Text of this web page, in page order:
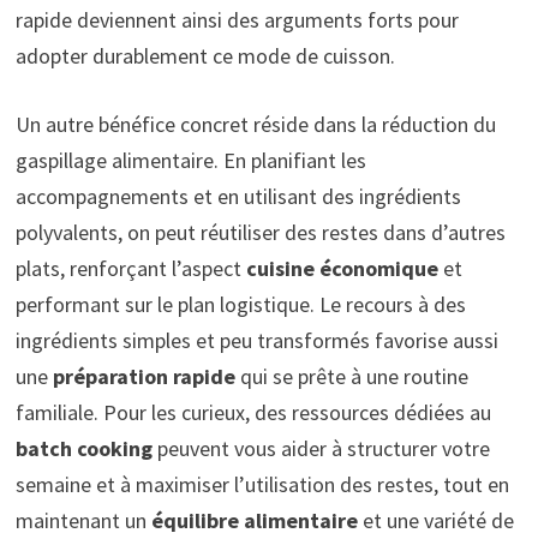
rapide deviennent ainsi des arguments forts pour
adopter durablement ce mode de cuisson.
Un autre bénéfice concret réside dans la réduction du
gaspillage alimentaire. En planifiant les
accompagnements et en utilisant des ingrédients
polyvalents, on peut réutiliser des restes dans d’autres
plats, renforçant l’aspect cuisine économiqueet
performant sur le plan logistique. Le recours à des
ingrédients simples et peu transformés favorise aussi
une préparation rapidequi se prête à une routine
familiale. Pour les curieux, des ressources dédiées au
batch cookingpeuvent vous aider à structurer votre
semaine et à maximiser l’utilisation des restes, tout en
maintenant un équilibre alimentaireet une variété de